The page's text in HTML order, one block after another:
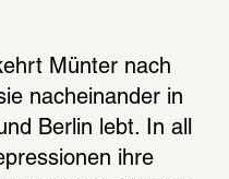
Münter nach
nacheinander in
Berlin lebt. In all
ihre